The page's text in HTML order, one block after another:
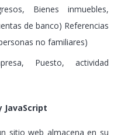
Bienes inmuebles,
de banco) Referencias
no familiares)
Puesto, actividad
JavaScript
sitio web almacena en su